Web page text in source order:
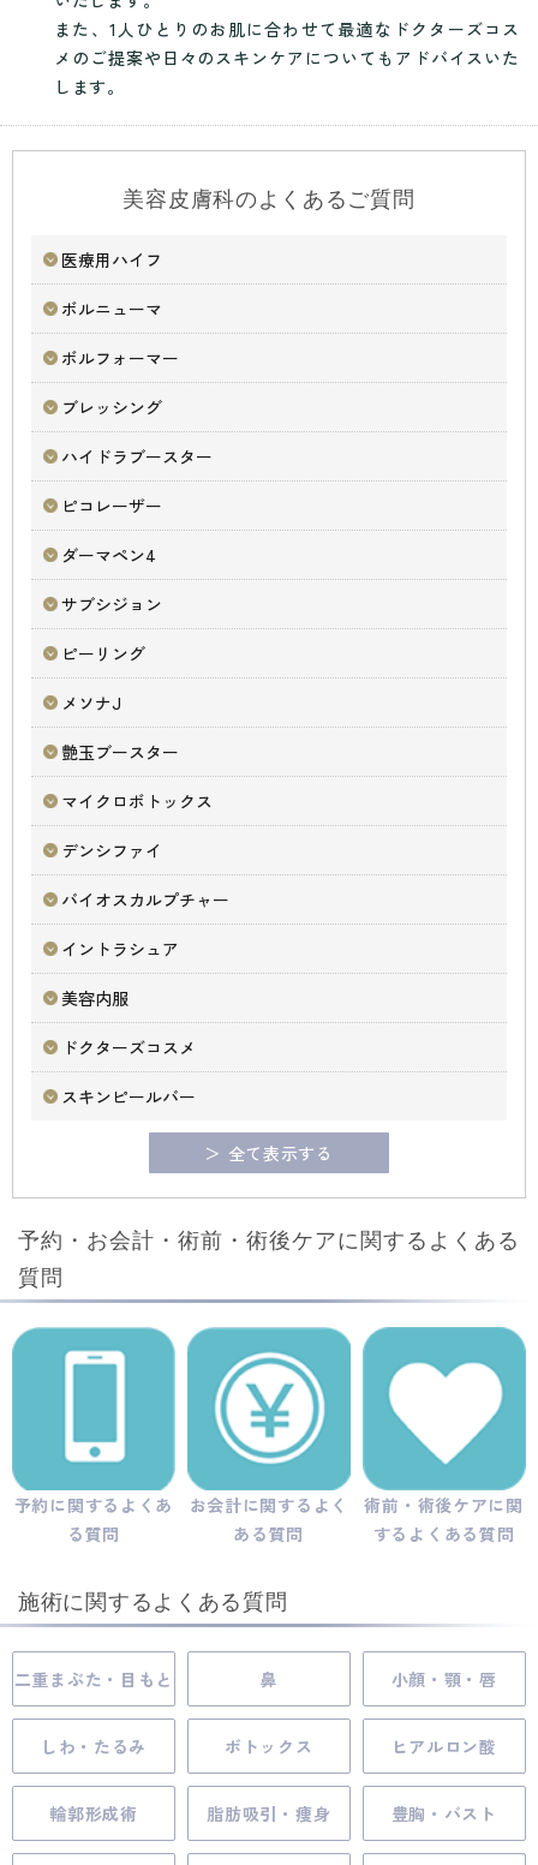
また、1人ひとりのお肌に合わせて最適なドクターズコス
メのご提案や日々のスキンケアについてもアドバイスいた
します。
美容皮膚科のよくあるご質問
医療用ハイフ
ボルニューマ
ボルフォーマー
ブレッシング
ハイドラブースター
ピコレーザー
ダーマペン4
サブシジョン
ピーリング
メソナJ
艶玉ブースター
マイクロボトックス
デンシファイ
バイオスカルプチャー
イントラシュア
美容内服
ドクターズコスメ
スキンピールバー
＞ 全て表示する
予約・お会計・術前・術後ケアに関するよくある
質問
予約に関するよくあ
る質問
お会計に関するよく
ある質問
術前・術後ケアに関
するよくある質問
施術に関するよくある質問
二重まぶた・目もと 鼻 小顔・顎・唇
しわ・たるみ ボトックス ヒアルロン酸
輪郭形成術 脂肪吸引・痩身 豊胸・バスト